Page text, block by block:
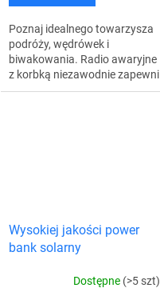
Poznaj idealnego towarzysza
podróży, wędrówek i
biwakowania. Radio awaryjne
z korbką niezawodnie zapewni
Ci łączność ze światem, nawet
Wysokiej jakości power
bank solarny
Dostępne (>5 szt)